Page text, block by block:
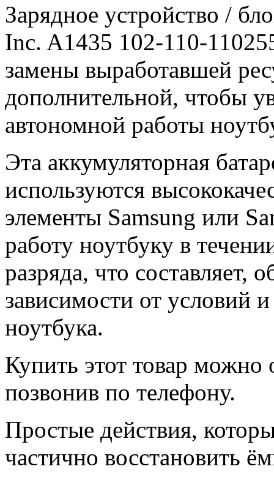
Зарядное уcтройство /
Inc. A1435 102-110-
замены выработавшей
дополнительной, чтобы
автономной работы
Эта аккумуляторная
используются
элементы Samsung или
работу ноутбуку в
разряда, что составляет,
зависимости от условий
ноутбука.
Купить этот товар можно
позвонив по телефону.
Простые действия,
частично восстановить